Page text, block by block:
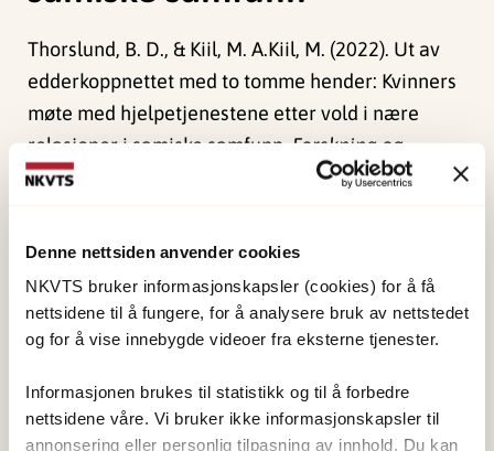
Denne nettsiden anvender cookies
NKVTS bruker informasjonskapsler (cookies) for å få
nettsidene til å fungere, for å analysere bruk av nettstedet
og for å vise innebygde videoer fra eksterne tjenester.
Informasjonen brukes til statistikk og til å forbedre
nettsidene våre. Vi bruker ikke informasjonskapsler til
annonsering eller personlig tilpasning av innhold. Du kan
Thorslund, B. D., & Kiil, M. A.Kiil, M. (2022). Ut av
edderkoppnettet med to tomme hender: Kvinners
møte med hjelpetjenestene etter vold i nære
relasjoner i samiske samfunn.Forskning og
Forandring, 5
10.23865/fof.v5.3812
Publisert:
19. mars 2026
NKVTS utvikler og sprer kunnskap og kompetanse